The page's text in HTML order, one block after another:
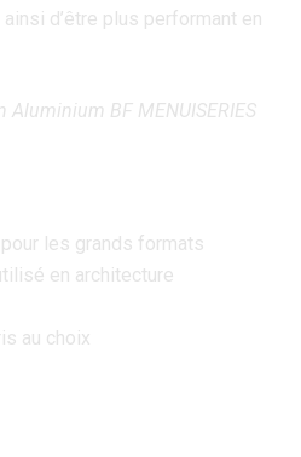
d’être plus performant en
Aluminium BF MENUISERIES
les grands formats
en architecture
au choix